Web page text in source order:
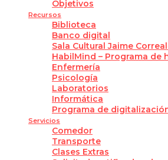
Objetivos
Recursos
Biblioteca
Banco digital
Sala Cultural Jaime
HabilMind – Programa de
Enfermería
Psicología
Laboratorios
Informática
Programa de
Servicios
Comedor
Transporte
Clases Extras